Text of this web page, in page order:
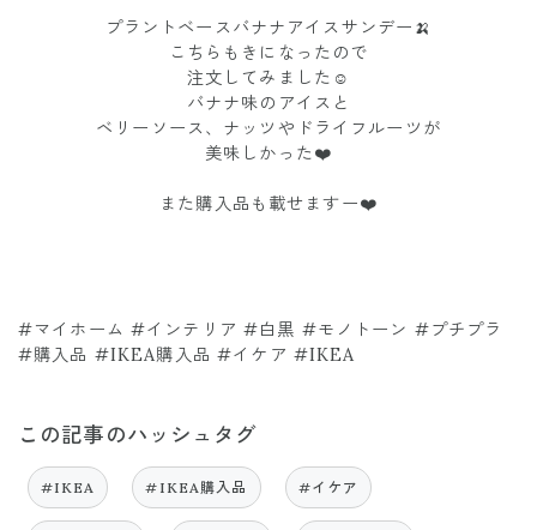
プラントベースバナナアイスサンデー🍌
こちらもきになったので
注文してみました☺️
バナナ味のアイスと
ベリーソース、ナッツやドライフルーツが
美味しかった❤️
また購入品も載せますー❤️
#マイホーム #インテリア #白黒 #モノトーン #プチプラ
#購入品 #IKEA購入品 #イケア #IKEA
この記事のハッシュタグ
#IKEA #IKEA購入品 #イケア